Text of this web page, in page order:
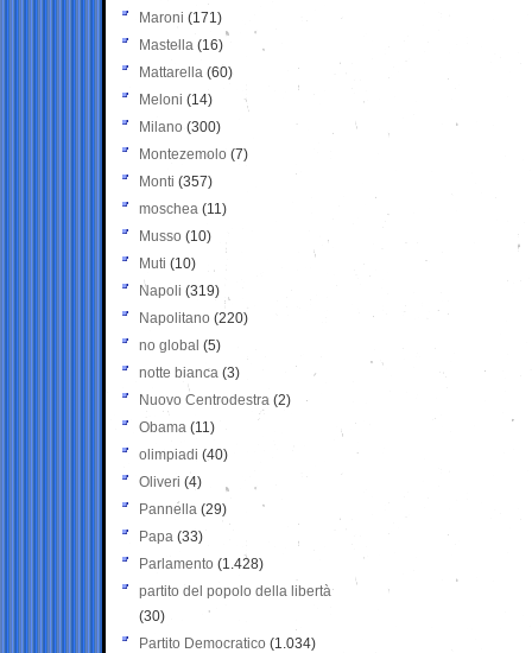
Maroni (171)
Mastella (16)
Mattarella (60)
Meloni (14)
Milano (300)
Montezemolo (7)
Monti (357)
moschea (11)
Musso (10)
Muti (10)
Napoli (319)
Napolitano (220)
no global (5)
notte bianca (3)
Nuovo Centrodestra (2)
Obama (11)
olimpiadi (40)
Oliveri (4)
Pannella (29)
Papa (33)
Parlamento (1.428)
partito del popolo della libertà
(30)
Partito Democratico (1.034)